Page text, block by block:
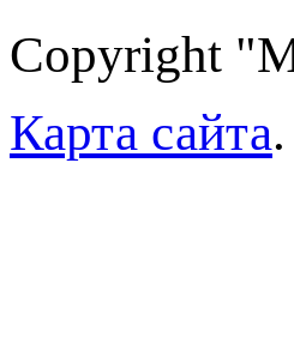
Copyright
Карта сайта.